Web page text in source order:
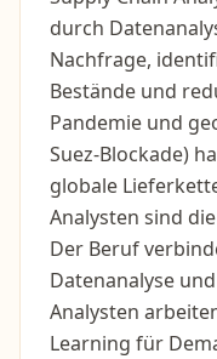
durch
Nachfrage,
Bestände und
Pandemie und
Suez-Blockade)
globale
Analysten sind
Der Beruf
Datenanalyse
Analysten
Learning für